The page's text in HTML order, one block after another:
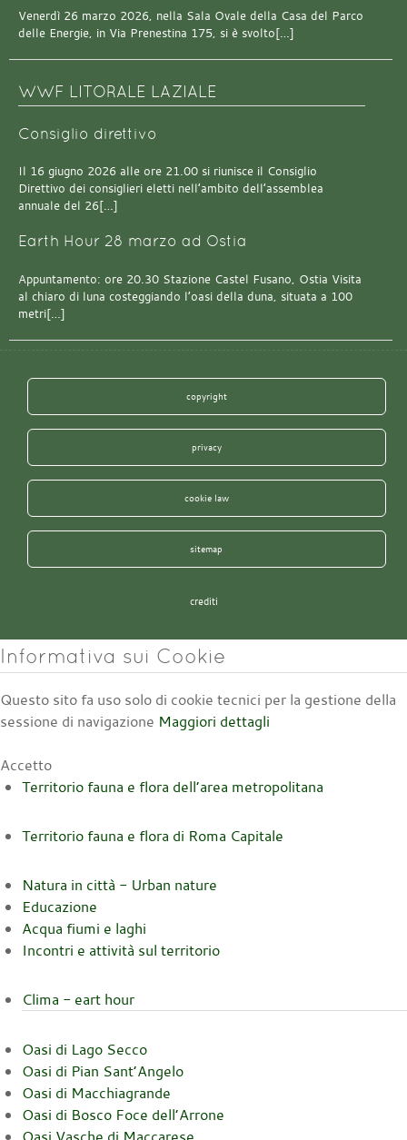
Venerdì 26 marzo 2026, nella Sala Ovale della Casa del Parco
delle Energie, in Via Prenestina 175, si è svolto[…]
WWF LITORALE LAZIALE
Consiglio direttivo
Il 16 giugno 2026 alle ore 21.00 si riunisce il Consiglio
Direttivo dei consiglieri eletti nell’ambito dell’assemblea
annuale del 26[…]
Earth Hour 28 marzo ad Ostia
Appuntamento: ore 20.30 Stazione Castel Fusano, Ostia Visita
al chiaro di luna costeggiando l’oasi della duna, situata a 100
metri[…]
copyright
privacy
cookie law
sitemap
crediti
Informativa sui Cookie
Questo sito fa uso solo di cookie tecnici per la gestione della
sessione di navigazione Maggiori dettagli
Accetto
Territorio fauna e flora dell’area metropolitana
Territorio fauna e flora di Roma Capitale
Natura in città - Urban nature
Educazione
Acqua fiumi e laghi
Incontri e attività sul territorio
Clima - eart hour
Oasi di Lago Secco
Oasi di Pian Sant’Angelo
Oasi di Macchiagrande
Oasi di Bosco Foce dell’Arrone